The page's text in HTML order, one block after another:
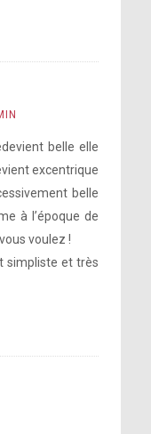
belle elle
excentrique
belle
à l’époque de
voulez !
simpliste et très